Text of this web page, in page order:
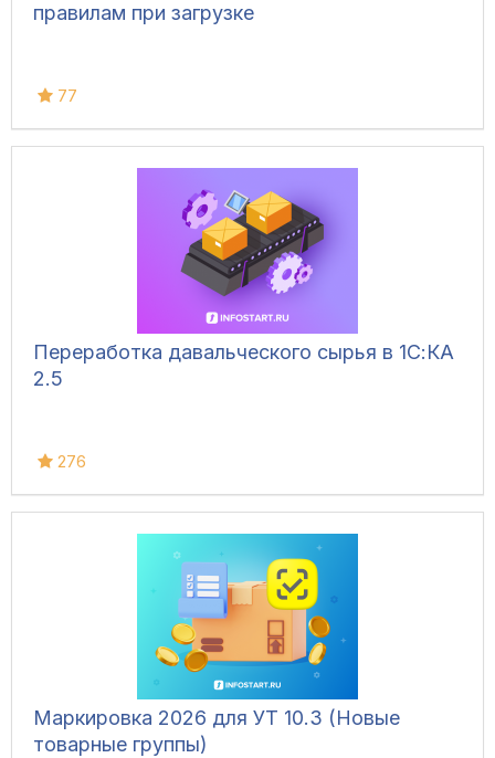
правилам при загрузке
77
Переработка давальческого сырья в 1С:КА
2.5
276
Маркировка 2026 для УТ 10.3 (Новые
товарные группы)